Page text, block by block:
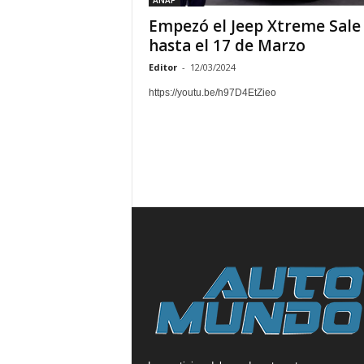
Empezó el Jeep Xtreme Sale
hasta el 17 de Marzo
Editor - 12/03/2024
https://youtu.be/h97D4EtZieo